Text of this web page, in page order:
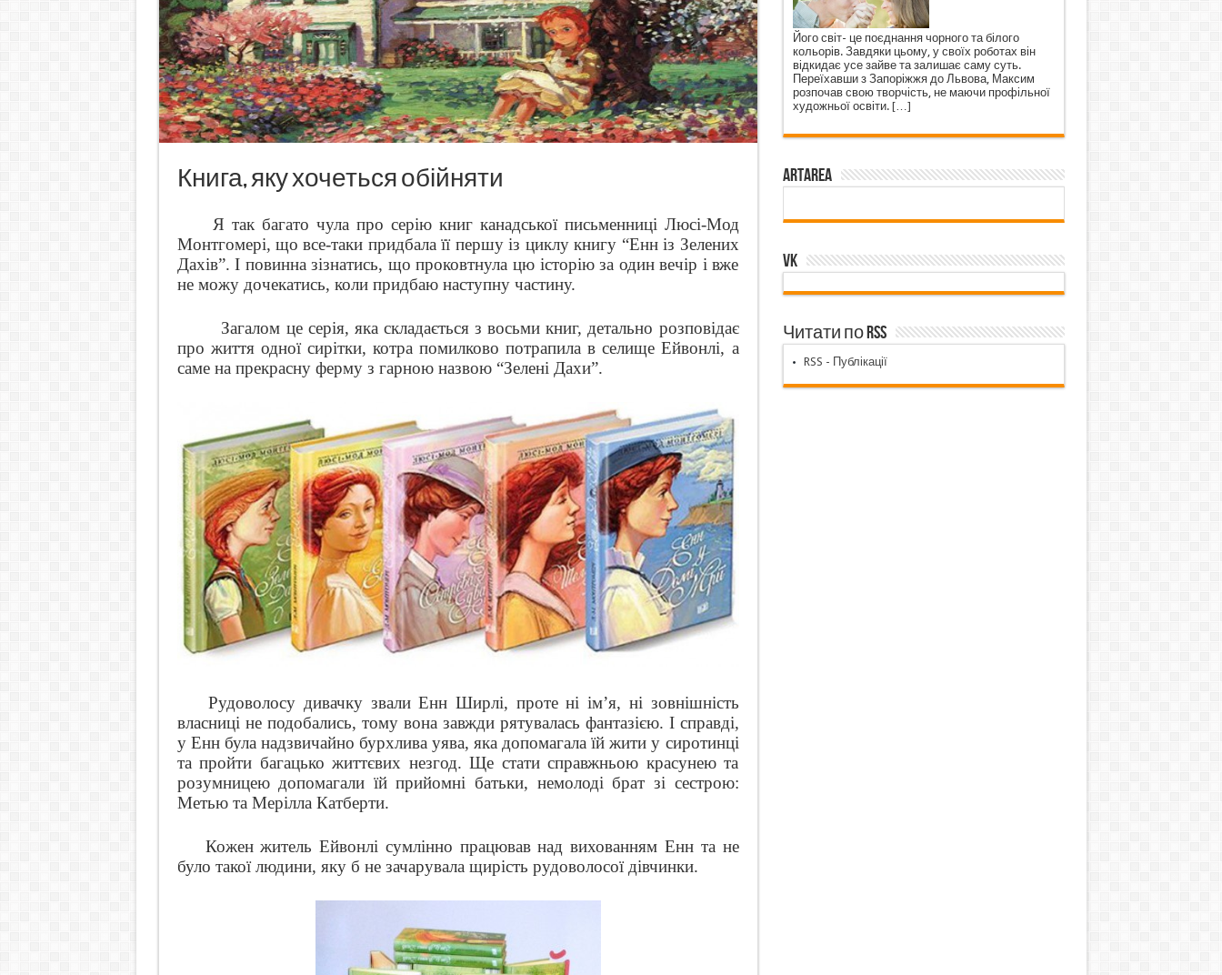
Книга, яку хочеться обійняти
Я так багато чула про серію книг канадської письменниці Люсі-Мод
Монтгомері, що все-таки придбала її першу із циклу книгу “Енн із Зелених
Дахів”. І повинна зізнатись, що проковтнула цю історію за один вечір і вже
не можу дочекатись, коли придбаю наступну частину.
Загалом це серія, яка складається з восьми книг, детально розповідає
про життя одної сирітки, котра помилково потрапила в селище Ейвонлі, а
саме на прекрасну ферму з гарною назвою “Зелені Дахи”.
Рудоволосу дивачку звали Енн Ширлі, проте ні ім’я, ні зовнішність
власниці не подобались, тому вона завжди рятувалась фантазією. І справді,
у Енн була надзвичайно бурхлива уява, яка допомагала їй жити у сиротинці
та пройти багацько життєвих незгод. Ще стати справжньою красунею та
розумницею допомагали їй прийомні батьки, немолоді брат зі сестрою:
Метью та Мерілла Катберти.
Кожен житель Ейвонлі сумлінно працював над вихованням Енн та не
було такої людини, яку б не зачарувала щирість рудоволосої дівчинки.
Його світ- це поєднання чорного та білого
кольорів. Завдяки цьому, у своїх роботах він
відкидає усе зайве та залишає саму суть.
Переїхавши з Запоріжжя до Львова, Максим
розпочав свою творчість, не маючи профільної
художньої освіти. […]
ArtArea
VK
Читати по RSS
RSS - Публікації